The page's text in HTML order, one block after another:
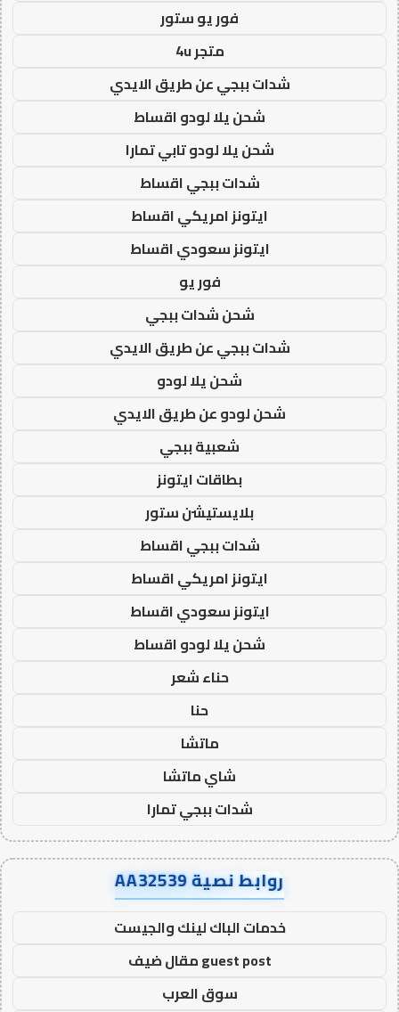
فور يو ستور
متجر 4u
شدات ببجي عن طريق الايدي
شحن يلا لودو اقساط
شحن يلا لودو تابي تمارا
شدات ببجي اقساط
ايتونز امريكي اقساط
ايتونز سعودي اقساط
فور يو
شحن شدات ببجي
شدات ببجي عن طريق الايدي
شحن يلا لودو
شحن لودو عن طريق الايدي
شعبية ببجي
بطاقات ايتونز
بلايستيشن ستور
شدات ببجي اقساط
ايتونز امريكي اقساط
ايتونز سعودي اقساط
شحن يلا لودو اقساط
حناء شعر
حنا
ماتشا
شاي ماتشا
شدات ببجي تمارا
روابط نصية AA32539
خدمات الباك لينك والجيست
guest post مقال ضيف
سوق العرب